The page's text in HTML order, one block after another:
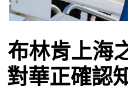
時事
觀點
布林肯上海
對華正確認